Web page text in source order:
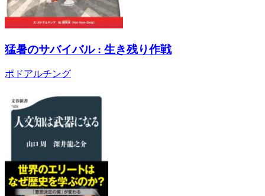
猛暑のサバイバル : 生き残り作戦
ポドアルチング